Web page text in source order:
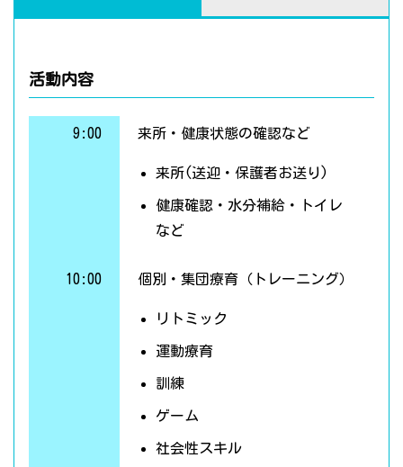
活動内容
9:00 来所・健康状態の確認など
来所(送迎・保護者お送り)
健康確認・水分補給・トイレ
など
10:00 個別・集団療育（トレーニング）
リトミック
運動療育
訓練
ゲーム
社会性スキル